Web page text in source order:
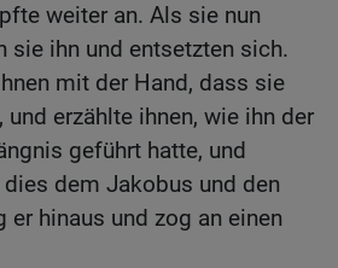
weiter an. Als sie nun
sie ihn und entsetzten sich.
mit der Hand, dass sie
erzählte ihnen, wie ihn der
geführt hatte, und
dem Jakobus und den
er hinaus und zog an einen